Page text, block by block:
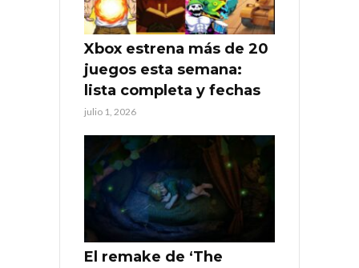
Xbox estrena más de 20
juegos esta semana:
lista completa y fechas
julio 1, 2026
El remake de ‘The